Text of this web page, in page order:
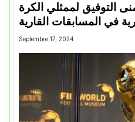
التوفيق لممثلي الكرة
Septembre 17, 2024